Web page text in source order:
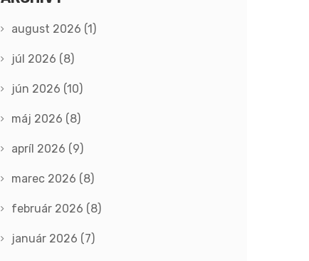
august 2026 (1)
júl 2026 (8)
jún 2026 (10)
máj 2026 (8)
apríl 2026 (9)
marec 2026 (8)
február 2026 (8)
január 2026 (7)